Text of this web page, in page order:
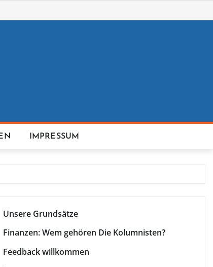
IMPRESSUM
Unsere Grundsätze
Finanzen: Wem gehören Die Kolumnisten?
Feedback willkommen